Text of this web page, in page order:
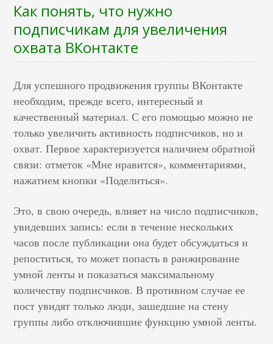
Как понять, что нужно
подписчикам для увеличения
охвата ВКонтакте
Для успешного продвижения группы ВКонтакте
необходим, прежде всего, интересный и
качественный материал. С его помощью можно не
только увеличить активность подписчиков, но и
охват. Первое характеризуется наличием обратной
связи: отметок «Мне нравится», комментариями,
нажатием кнопки «Поделиться».
Это, в свою очередь, влияет на число подписчиков,
увидевших запись: если в течение нескольких
часов после публикации она будет обсуждаться и
репоститься, то может попасть в ранжирование
умной ленты и показаться максимальному
количеству подписчиков. В противном случае ее
пост увидят только люди, зашедшие на стену
группы либо отключившие функцию умной ленты.